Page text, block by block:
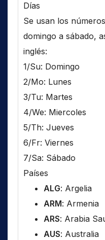
Días
Se usan los
domingo a sábado,
inglés:
1/Su: Domingo
2/Mo: Lunes
3/Tu: Martes
4/We: Miercoles
5/Th: Jueves
6/Fr: Viernes
7/Sa: Sábado
Países
ALG: Argelia
ARM: Armenia
ARS: Arabia
AUS: Australia